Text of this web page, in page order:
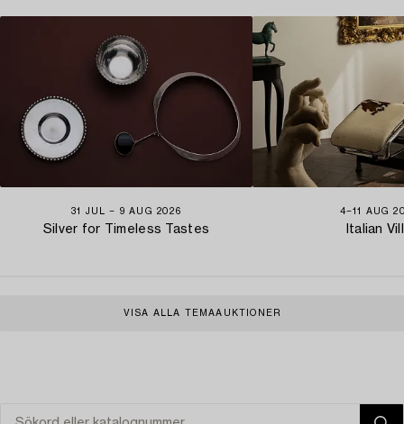
31 JUL − 9 AUG 2026
Silver for Timeless Tastes
4−11 AUG
Italian
VISA ALLA TEMAAUKTIONER